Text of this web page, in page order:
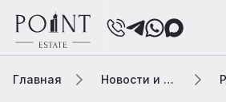
Главная Новости и обзоры